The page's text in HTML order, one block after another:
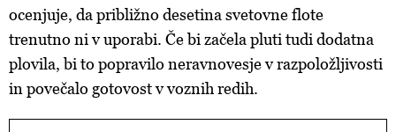
ocenjuje, da približno desetina svetovne flote
trenutno ni v uporabi. Če bi začela pluti tudi dodatna
plovila, bi to popravilo neravnovesje v razpoložljivosti
in povečalo gotovost v voznih redih.